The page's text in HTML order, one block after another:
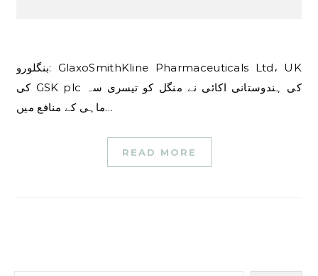
بنگلورو: GlaxoSmithKline Pharmaceuticals Ltd، UK
کی GSK plc کی ہندوستانی اکائی نے منگل کو تیسری سہ
ماہی کے منافع میں…
READ MORE